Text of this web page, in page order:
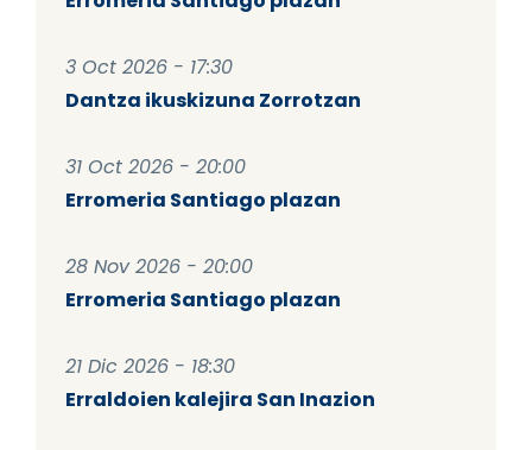
3 Oct 2026 - 17:30
Dantza ikuskizuna Zorrotzan
31 Oct 2026 - 20:00
Erromeria Santiago plazan
28 Nov 2026 - 20:00
Erromeria Santiago plazan
21 Dic 2026 - 18:30
Erraldoien kalejira San Inazion